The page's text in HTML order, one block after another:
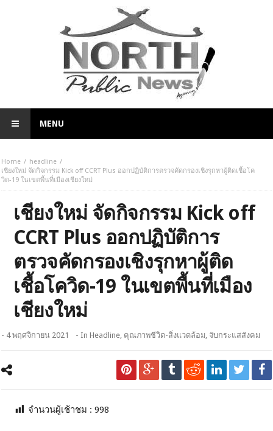
MENU
Home
headline
เชียงใหม่ จัดกิจกรรม Kick off CCRT Plus ออกปฏิบัติการตรวจคัดกรองเชิงรุกหาผู้ติดเชื้อโค
วิด-19 ในเขตพื้นที่เมืองเชียงใหม่
เชียงใหม่ จัดกิจกรรม Kick off
CCRT Plus ออกปฏิบัติการ
ตรวจคัดกรองเชิงรุกหาผู้ติด
เชื้อโควิด-19 ในเขตพื้นที่เมือง
เชียงใหม่
- 4 พฤศจิกายน 2021 - InHeadline, คุณภาพชีวิต-สิ่งแวดล้อม, จับกระแสสังคม
จำนวนผู้เช้าชม :998